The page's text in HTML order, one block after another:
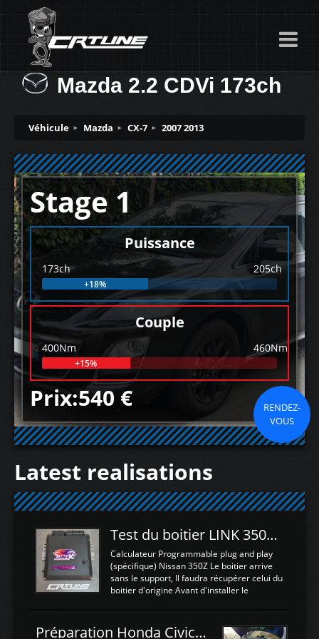
Mazda 2.2 CDVi 173ch
Véhicule Mazda CX-7 2007 2013
Stage 1
Puissance
173ch 205ch
+18%
Couple
400Nm 460Nm
+15%
Prix:540 €
RENDEZ-
VOUS
Latest realisations
Test du boitier LINK 350Z Plugin ECU
Calculateur Programmable plug and play
(spécifique) Nissan 350Z Le boitier arrive
sans le support, Il faudra récupérer celui du
boitier d'origine Avant d'installer le
d'envoyer l'information de la large bande
Préparation Honda Civic Type R FK2